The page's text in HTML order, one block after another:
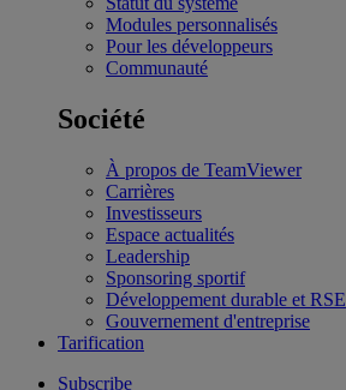
Modules personnalisés
Pour les développeurs
Communauté
Société
À propos de TeamViewer
Carrières
Investisseurs
Espace actualités
Leadership
Sponsoring sportif
Développement durable et RSE
Gouvernement d'entreprise
Tarification
Subscribe